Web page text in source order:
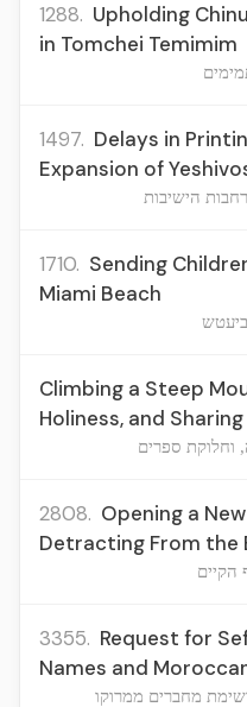
1288. Upholding
in Tomchei Temimim
1497. Delays in
Expansion of
הישיבות
1710. Sending
Miami Beach
Climbing a Steep
Holiness, and
וחלוקת ספרים
2808. Opening a
Detracting From the
הקיים
3355. Request for
Names and
מחברים ממרוקו